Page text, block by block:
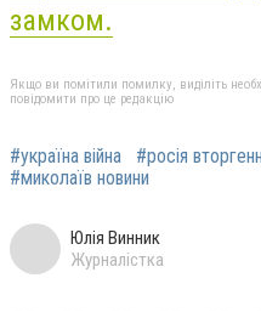
замком.
Якщо ви помітили помилку, виділіть
повідомити про це редакцію
#україна війна #росія
#миколаїв новини
Юлія Винник
Журналістка